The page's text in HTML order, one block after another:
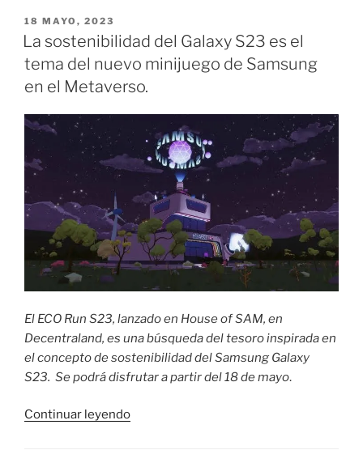
perfecto
ahorro
de
energía.»
PUBLICADO
EL
18 MAYO, 2023
La sostenibilidad del Galaxy S23 es el
tema del nuevo minijuego de Samsung
en el Metaverso.
El ECO Run S23, lanzado en House of SAM, en
Decentraland, es una búsqueda del tesoro inspirada en
el concepto de sostenibilidad del Samsung Galaxy
S23. Se podrá disfrutar a partir del 18 de mayo.
Continuar leyendo«La